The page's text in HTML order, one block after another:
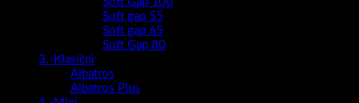
Mini 45
Stance
Sun 45
Dekori ( boje ) modela
Kupaonski namještaj sa ogledalom
Albatros Retro